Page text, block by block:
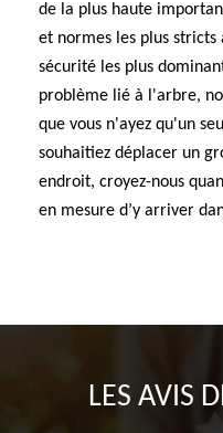
de la plus haute
et normes les plus
sécurité les plus
problème lié à l'arbre,
que vous n'ayez qu'un
souhaitiez déplacer un
endroit, croyez-nous
en mesure d’y arriver
LES AVIS